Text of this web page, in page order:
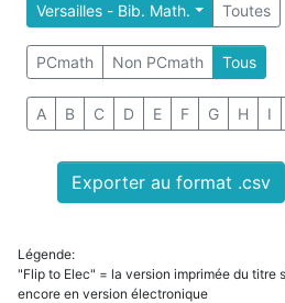
Versailles - Bib. Math. Toutes
PCmath Non PCmath Tous
A B C D E F G H I
Exporter au format .csv
Légende:
"Flip to Elec" = la version imprimée du titre
encore en version électronique